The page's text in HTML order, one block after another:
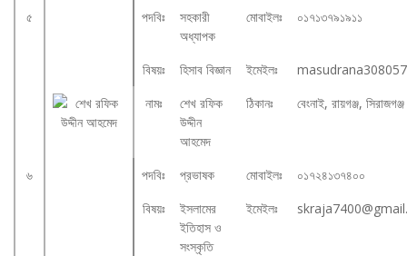
৫ পদবিঃ
সহকারী
অধ্যাপক
মোবাইলঃ ০১৭১৩৭৯১৯১১
বিষয়ঃ হিসাব বিজ্ঞান ইমেইলঃ
৬
নামঃ
শেখ রফিক
উদ্দীন
আহমেদ
ঠিকানঃ বেংনাই, রায়গঞ্জ,
পদবিঃ প্রভাষক মোবাইলঃ
০১৭২৪১৩৭৪০০
বিষয়ঃ
ইসলামের
ইতিহাস ও
সংস্কৃতি
ইমেইলঃ